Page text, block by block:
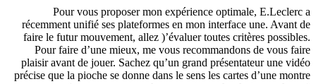
Pour vous
récemment unifié
faire le futur
Pour faire d’une
plaisir avant de jouer.
précise que la pioche